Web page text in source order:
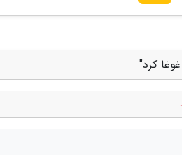
کرد"